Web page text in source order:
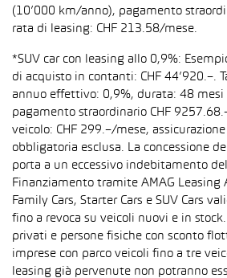
(10’000 km/anno), pagamento
rata di leasing: CHF 213.58/mese.
*SUV car con leasing allo 0,9%:
di acquisto in contanti: CHF 44’920.–.
annuo effettivo: 0,9%, durata: 48 mesi
pagamento straordinario CHF
veicolo: CHF 299.–/mese,
obbligatoria esclusa. La concessione
porta a un eccessivo indebitamento
Finanziamento tramite AMAG Leasing
Family Cars, Starter Cars e SUV Cars
fino a revoca su veicoli nuovi e in
privati e persone fisiche con sconto
imprese con parco veicoli fino a tre
leasing già pervenute non potranno